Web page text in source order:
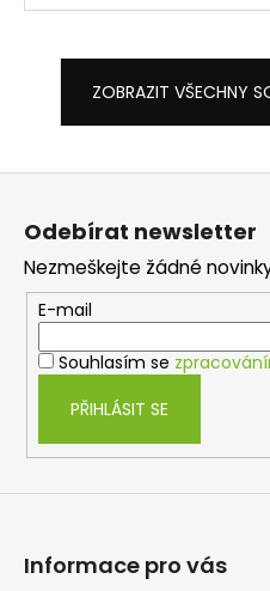
ZOBRAZIT VŠECHNY
Odebírat newsletter
Nezmeškejte žádné
E-mail
Souhlasím se
PŘIHLÁSIT SE
Informace pro vás